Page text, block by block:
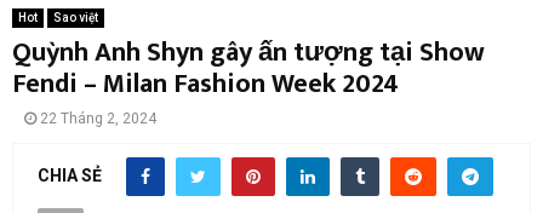
Hot Sao việt
Quỳnh Anh Shyn gây ấn tượng tại Show
Fendi – Milan Fashion Week 2024
22 Tháng 2, 2024
CHIA SẺ